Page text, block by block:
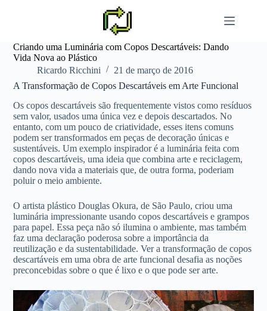
Criando uma Luminária com Copos Descartáveis: Dando
Vida Nova ao Plástico
Ricardo Ricchini
21 de março de 2016
A Transformação de Copos Descartáveis em Arte Funcional
Os copos descartáveis são frequentemente vistos como resíduos
sem valor, usados uma única vez e depois descartados. No
entanto, com um pouco de criatividade, esses itens comuns
podem ser transformados em peças de decoração únicas e
sustentáveis. Um exemplo inspirador é a luminária feita com
copos descartáveis, uma ideia que combina arte e reciclagem,
dando nova vida a materiais que, de outra forma, poderiam
poluir o meio ambiente.
O artista plástico Douglas Okura, de São Paulo, criou uma
luminária impressionante usando copos descartáveis e grampos
para papel. Essa peça não só ilumina o ambiente, mas também
faz uma declaração poderosa sobre a importância da
reutilização e da sustentabilidade. Ver a transformação de copos
descartáveis em uma obra de arte funcional desafia as noções
preconcebidas sobre o que é lixo e o que pode ser arte.